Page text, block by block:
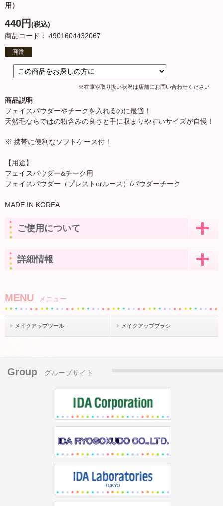
用）
440円(税込)
商品コード： 4901604432067
廃番
※在庫や取り扱い状況は店舗にお問い合わせください
商品説明
フェイスパウダーやチークを入れるのに最適！
天然毛ならではの粉含みの良さと手に収まりやすいサイズが自慢！
※ 携帯に便利なソフトケース付！
【用途】
フェイスパウダー&チーク用
フェイスパウダー（プレストorルース）/パウダーチーク
MADE IN KOREA
ご使用について
詳細情報
MENU メニュー
メイクアップツール メイクアップブラシ
Group グループサイト